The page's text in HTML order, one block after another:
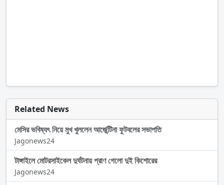
Related News
মেসির ভবিষ্যৎ নিয়ে মুখ খুললেন আর্জেন্টিনা ফুটবলের সভাপতি
Jagonews24
টাঙ্গাইলে মোটরসাইকেল দুর্ঘটনায় প্রাণ গেলো দুই কিশোরের
Jagonews24